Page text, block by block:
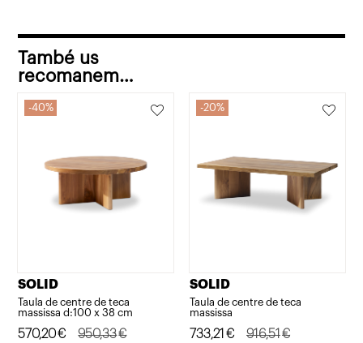
També us
recomanem…
40%
SOLID
Taula de centre de teca
massissa d:100 x 38 cm
950,33€
El
570,20€
El
20%
SOLID
Taula de centre de teca
massissa
916,51€
El
733,21 €
El